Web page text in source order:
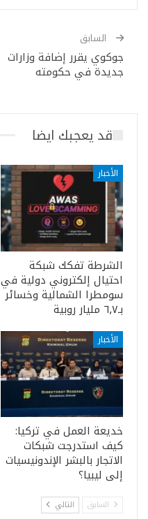
السابق
جوكوي يقرر إضافة وزارات
جديدة في حكومته
قد يعجبك ايضا
الأخبار
الشرطة تفكك شبكة
احتيال إلكتروني دولية في
سومطرا الشمالية وخسائر
بـ٦٫٧ مليار روبية
الأخبار
خديعة العمل في تركيا:
كيف استدرجت شبكات
الاتجار بالبشر الإندونيسيات
إلى ليبيا؟
السابق التالي